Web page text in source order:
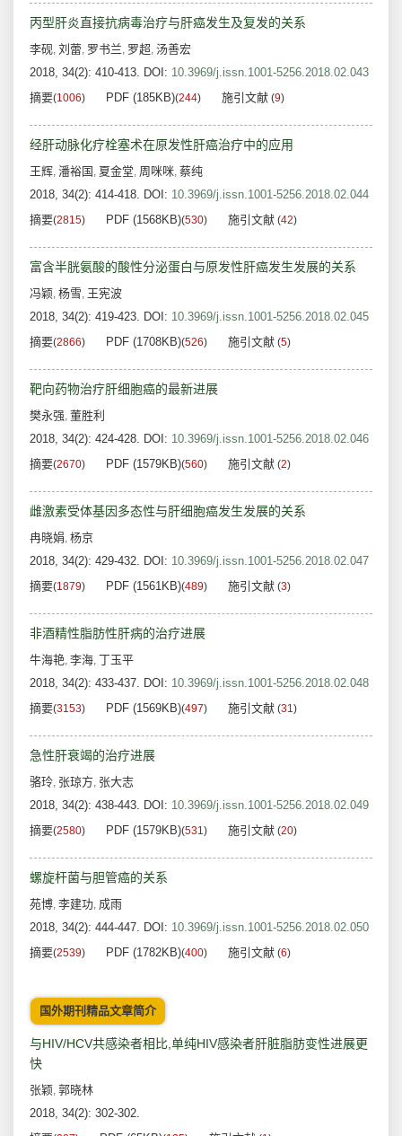
丙型肝炎直接抗病毒治疗与肝癌发生及复发的关系
李砚, 刘蕾, 罗书兰, 罗超, 汤善宏
2018, 34(2): 410-413. DOI: 10.3969/j.issn.1001-5256.2018.02.043
摘要(1006) PDF (185KB)(244) 施引文献 (9)
经肝动脉化疗栓塞术在原发性肝癌治疗中的应用
王辉, 潘裕国 , 夏金堂, 周咪咪, 蔡纯
2018, 34(2): 414-418. DOI: 10.3969/j.issn.1001-5256.2018.02.044
摘要(2815) PDF (1568KB)(530) 施引文献 (42)
富含半胱氨酸的酸性分泌蛋白与原发性肝癌发生发展的关系
冯颖, 杨雪, 王宪波
2018, 34(2): 419-423. DOI: 10.3969/j.issn.1001-5256.2018.02.045
摘要(2866) PDF (1708KB)(526) 施引文献 (5)
靶向药物治疗肝细胞癌的最新进展
樊永强, 董胜利
2018, 34(2): 424-428. DOI: 10.3969/j.issn.1001-5256.2018.02.046
摘要(2670) PDF (1579KB)(560) 施引文献 (2)
雌激素受体基因多态性与肝细胞癌发生发展的关系
冉晓娟, 杨京
2018, 34(2): 429-432. DOI: 10.3969/j.issn.1001-5256.2018.02.047
摘要(1879) PDF (1561KB)(489) 施引文献 (3)
非酒精性脂肪性肝病的治疗进展
牛海艳, 李海, 丁玉平
2018, 34(2): 433-437. DOI: 10.3969/j.issn.1001-5256.2018.02.048
摘要(3153) PDF (1569KB)(497) 施引文献 (31)
急性肝衰竭的治疗进展
骆玲, 张琼方, 张大志
2018, 34(2): 438-443. DOI: 10.3969/j.issn.1001-5256.2018.02.049
摘要(2580) PDF (1579KB)(531) 施引文献 (20)
螺旋杆菌与胆管癌的关系
苑博, 李建功, 成雨
2018, 34(2): 444-447. DOI: 10.3969/j.issn.1001-5256.2018.02.050
摘要(2539) PDF (1782KB)(400) 施引文献 (6)
国外期刊精品文章简介
与HIV/HCV共感染者相比,单纯HIV感染者肝脏脂肪变性进展更
快
张颖, 郭晓林
2018, 34(2): 302-302.